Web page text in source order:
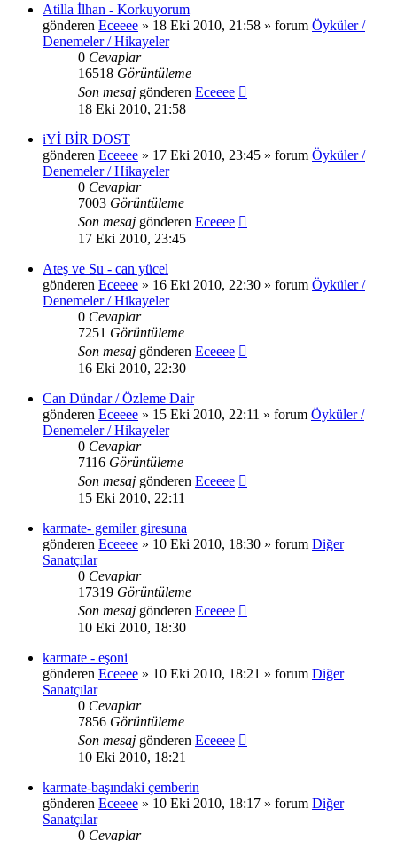
Atilla İlhan - Korkuyorum
gönderen Eceeee » 18 Eki 2010, 21:58 » forum Öyküler /
Denemeler / Hikayeler
0 Cevaplar
16518 Görüntüleme
Son mesaj gönderen Eceeee
18 Eki 2010, 21:58
iYİ BİR DOST
gönderen Eceeee » 17 Eki 2010, 23:45 » forum Öyküler /
Denemeler / Hikayeler
0 Cevaplar
7003 Görüntüleme
Son mesaj gönderen Eceeee
17 Eki 2010, 23:45
Ateş ve Su - can yücel
gönderen Eceeee » 16 Eki 2010, 22:30 » forum Öyküler /
Denemeler / Hikayeler
0 Cevaplar
7251 Görüntüleme
Son mesaj gönderen Eceeee
16 Eki 2010, 22:30
Can Dündar / Özleme Dair
gönderen Eceeee » 15 Eki 2010, 22:11 » forum Öyküler /
Denemeler / Hikayeler
0 Cevaplar
7116 Görüntüleme
Son mesaj gönderen Eceeee
15 Eki 2010, 22:11
karmate- gemiler giresuna
gönderen Eceeee » 10 Eki 2010, 18:30 » forum Diğer
Sanatçılar
0 Cevaplar
17319 Görüntüleme
Son mesaj gönderen Eceeee
10 Eki 2010, 18:30
karmate - eşoni
gönderen Eceeee » 10 Eki 2010, 18:21 » forum Diğer
Sanatçılar
0 Cevaplar
7856 Görüntüleme
Son mesaj gönderen Eceeee
10 Eki 2010, 18:21
karmate-başındaki çemberin
gönderen Eceeee » 10 Eki 2010, 18:17 » forum Diğer
Sanatçılar
0 Cevaplar